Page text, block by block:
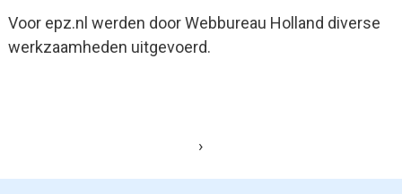
Voor epz.nl werden door Webbureau Holland diverse
werkzaamheden uitgevoerd.
›